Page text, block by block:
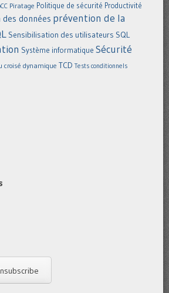
Piratage Politique de sécurité Productivité
données prévention de la
Sensibilisation des utilisateurs SQL
Système informatique Sécurité
croisé dynamique TCD Tests conditionnels